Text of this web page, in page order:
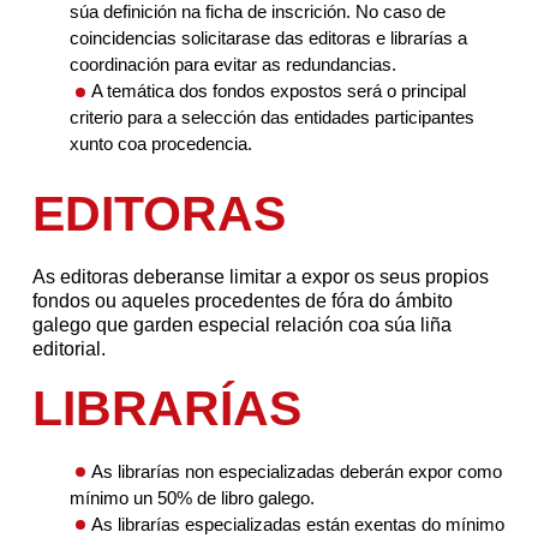
súa definición na ficha de inscrición. No caso de
coincidencias solicitarase das editoras e librarías a
coordinación para evitar as redundancias.
A temática dos fondos expostos será o principal
criterio para a selección das entidades participantes
xunto coa procedencia.
EDITORAS
As editoras deberanse limitar a expor os seus propios
fondos ou aqueles procedentes de fóra do ámbito
galego que garden especial relación coa súa liña
editorial.
LIBRARÍAS
As librarías non especializadas deberán expor como
mínimo un 50% de libro galego.
As librarías especializadas están exentas do mínimo